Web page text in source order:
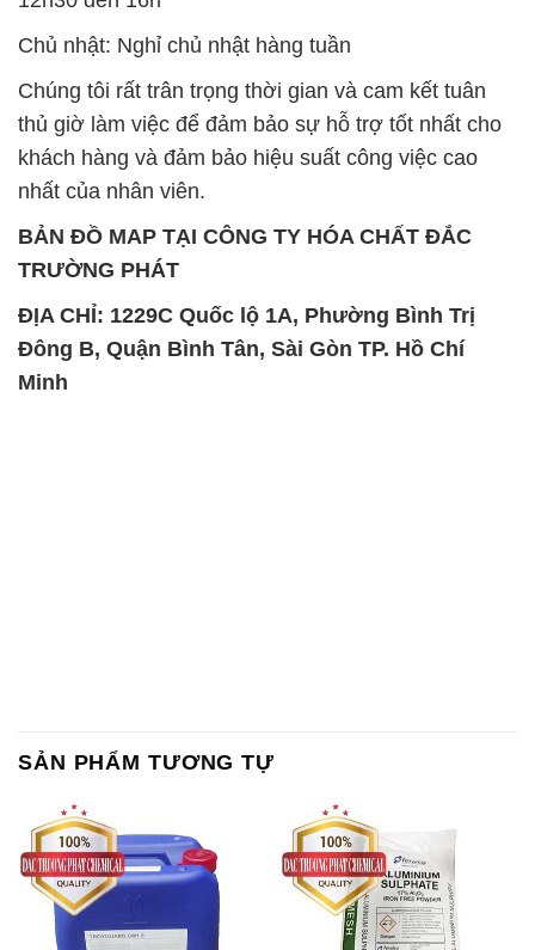
khách hàng và đảm bảo hiệu suất công việc cao
nhất của nhân viên.
BẢN ĐỒ MAP TẠI CÔNG TY HÓA CHẤT ĐẮC
TRƯỜNG PHÁT
ĐỊA CHỈ: 1229C Quốc lộ 1A, Phường Bình Trị
Đông B, Quận Bình Tân, Sài Gòn TP. Hồ Chí
Minh
Chất Bảo Quản CMIT Thái
Lan Thailand
Phèn Nhôm – Al2(SO4)3 17%
Ấn Độ India